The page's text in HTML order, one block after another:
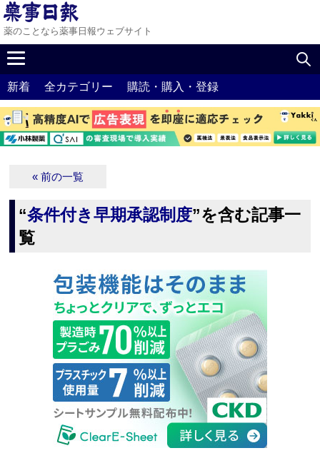
薬のことなら薬事日報ウェブサイト
新着 全カテゴリー 購読・購入・登録
« 前の一覧
“条件付き早期承認制度”を含む記事一
覧